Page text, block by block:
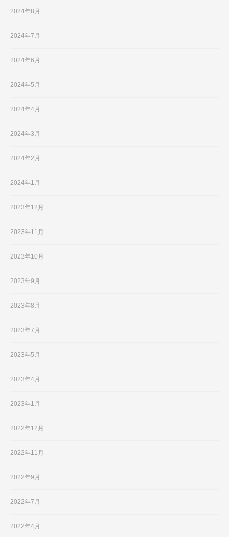
2024年8月
2024年7月
2024年6月
2024年5月
2024年4月
2024年3月
2024年2月
2024年1月
2023年12月
2023年11月
2023年10月
2023年9月
2023年8月
2023年7月
2023年5月
2023年4月
2023年1月
2022年12月
2022年11月
2022年9月
2022年7月
2022年4月